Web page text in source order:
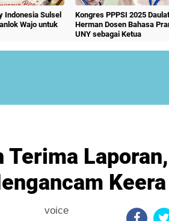
Indonesia Sulsel
Wajo untuk
Kongres PPPSI 2025 Daulat
Herman Dosen Bahasa
UNY sebagai Ketua
Terima Laporan,
Keera
voice